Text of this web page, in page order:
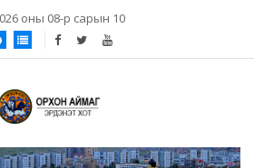
оны 08-р сарын 10